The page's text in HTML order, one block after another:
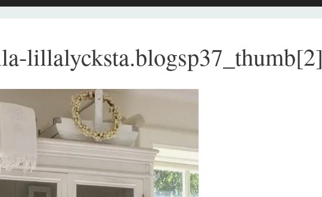
lillalycksta.blogsp37_thumb[2]